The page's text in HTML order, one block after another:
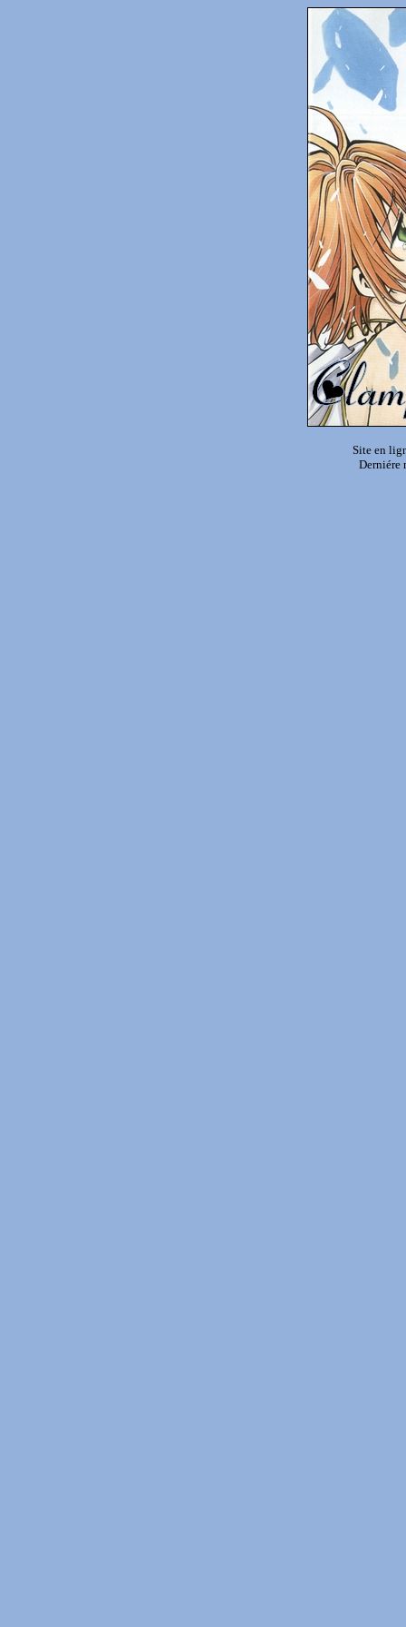
Site en
Derniére